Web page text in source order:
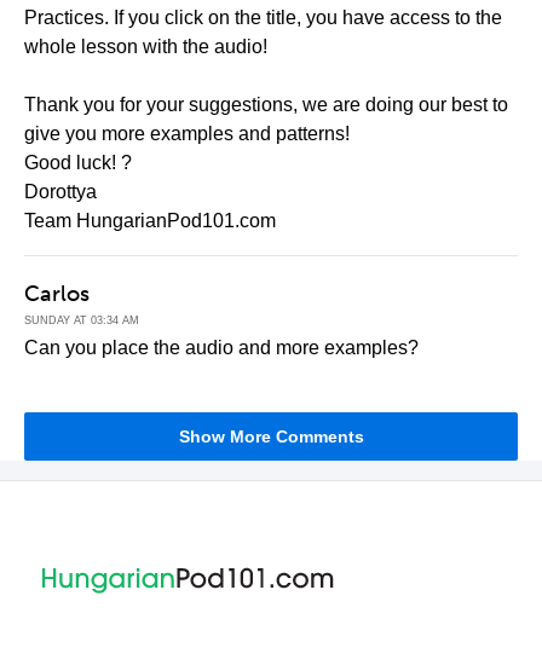
Practices. If you click on the title, you have access to the
whole lesson with the audio!
Thank you for your suggestions, we are doing our best to
give you more examples and patterns!
Good luck! ?
Dorottya
Team HungarianPod101.com
Carlos
SUNDAY AT 03:34 AM
Can you place the audio and more examples?
Show More Comments